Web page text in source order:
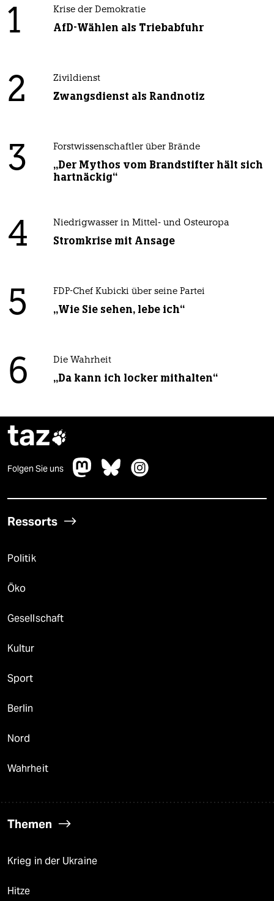
1 Krise der Demokratie
AfD-Wählen als Triebabfuhr
2 Zivildienst
Zwangsdienst als Randnotiz
3 Forstwissenschaftler über Brände
„Der Mythos vom Brandstifter hält sich
hartnäckig“
4 Niedrigwasser in Mittel- und Osteuropa
Stromkrise mit Ansage
5 FDP-Chef Kubicki über seine Partei
„Wie Sie sehen, lebe ich“
6 Die Wahrheit
„Da kann ich locker mithalten“
taz
Folgen Sie uns
Ressorts
Politik
Öko
Gesellschaft
Kultur
Sport
Berlin
Nord
Wahrheit
Themen
Krieg in der Ukraine
Hitze